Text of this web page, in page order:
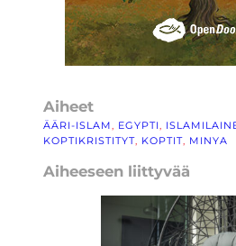
Aiheet
ÄÄRI-ISLAM EGYPTI
KOPTIKRISTITYT KOPTIT MINYA
Aiheeseen liittyvää